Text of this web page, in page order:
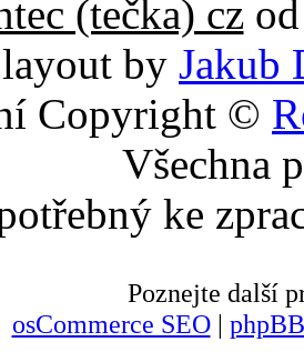
(tečka) czod
by Jakub
Copyright ©
Všechna
ke
Poznejte další
osCommerce SEO|